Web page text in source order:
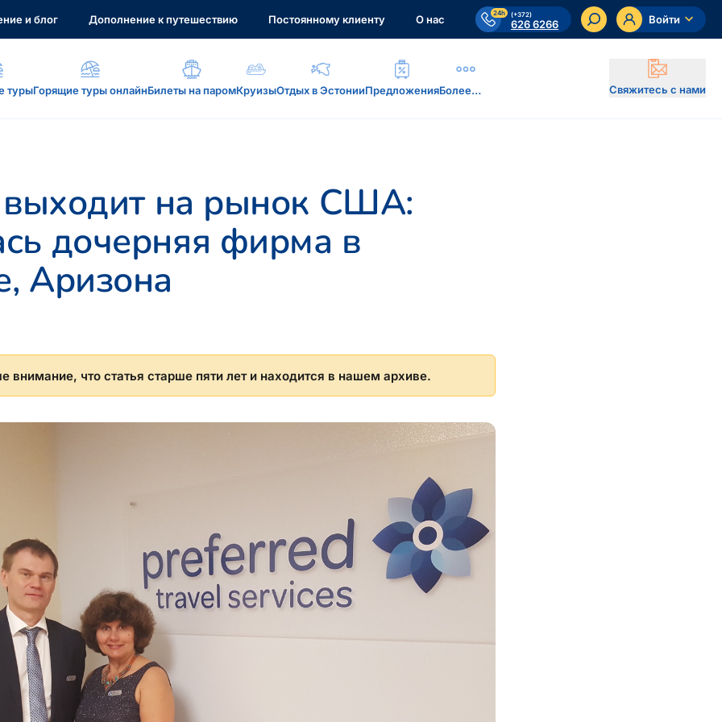
и блог Дополнение к путешествию Постоянному клиенту О нас 24h (+372)
626 6266 Войти
турыГорящие туры онлайнБилеты на паромКруизыОтдых в ЭстонииПредложенияБолее… Свяжитесь с нами
reisikaubad.ee, Airalo eSim...
выходит на рынок США:
дочерняя фирма в
Аризона
что статья старше пяти лет и находится в нашем архиве.